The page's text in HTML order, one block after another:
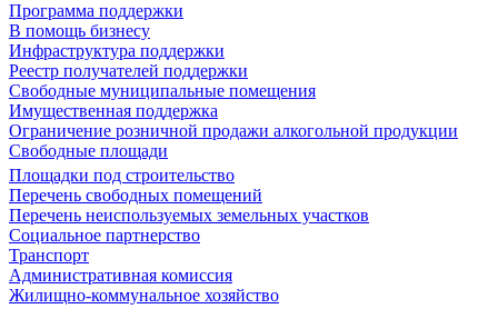
Программа поддержки
В помощь бизнесу
Инфраструктура поддержки
Реестр получателей поддержки
Свободные муниципальные помещения
Имущественная поддержка
Ограничение розничной продажи алкогольной продукции
Свободные площади
Площадки под строительство
Перечень свободных помещений
Перечень неиспользуемых земельных участков
Социальное партнерство
Транспорт
Административная комиссия
Жилищно-коммунальное хозяйство